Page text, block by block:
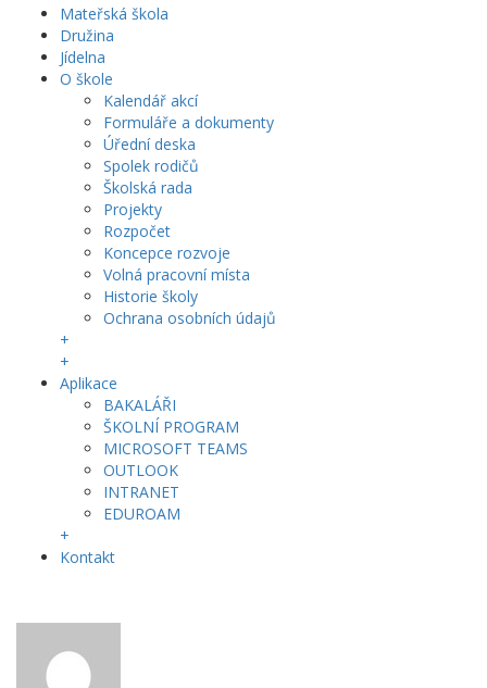
Mateřská škola
Družina
Jídelna
O škole
Kalendář akcí
Formuláře a dokumenty
Úřední deska
Spolek rodičů
Školská rada
Projekty
Rozpočet
Koncepce rozvoje
Volná pracovní místa
Historie školy
Ochrana osobních údajů
+
+
Aplikace
BAKALÁŘI
ŠKOLNÍ PROGRAM
MICROSOFT TEAMS
OUTLOOK
INTRANET
EDUROAM
+
Kontakt